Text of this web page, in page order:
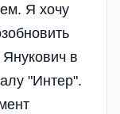
Я хочу
Янукович в
"Интер".